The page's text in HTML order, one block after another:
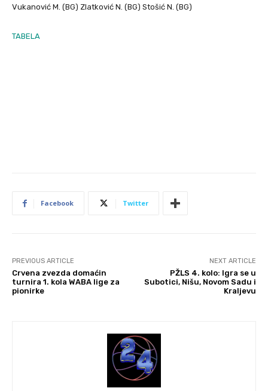
Vukanović M. (BG) Zlatković N. (BG) Stošić N. (BG)
TABELA
Facebook Twitter
PREVIOUS ARTICLE
Crvena zvezda domaćin
turnira 1. kola WABA lige za
pionirke
NEXT ARTICLE
PŽLS 4. kolo: Igra se u
Subotici, Nišu, Novom Sadu i
Kraljevu